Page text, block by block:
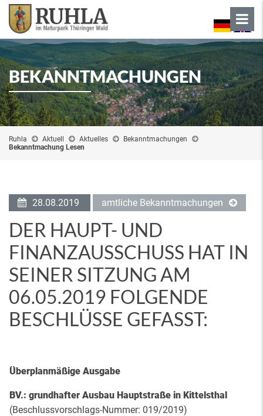
BEKANNTMACHUNGEN
Ruhla Aktuell Aktuelles
Bekanntmachungen
Bekanntmachung Lesen
28.08.2019 amtliche Bekanntmachungen
DER HAUPT- UND
FINANZAUSSCHUSS HAT IN
SEINER SITZUNG AM
06.05.2019 FOLGENDE
BESCHLÜSSE GEFASST:
Überplanmäßige Ausgabe
BV.: grundhafter Ausbau Hauptstraße in Kittelsthal
(Beschlussvorschlags-Nummer: 019/2019)